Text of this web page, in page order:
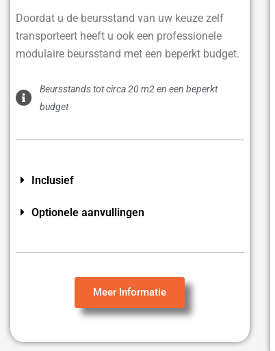
Doordat u de beursstand van uw keuze zelf
transporteert heeft u ook een professionele
modulaire beursstand met een beperkt budget.
Beursstands tot circa 20 m2 en een beperkt
budget
Inclusief
Optionele aanvullingen
Meer Informatie